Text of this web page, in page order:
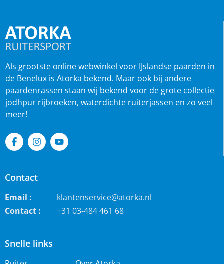
Snelle links
Als grootste online webwinkel voor IJslandse paarden in
de Benelux is Atorka bekend. Maar ook bij andere
paardenrassen staan wij bekend voor de grote collectie
jodhpur rijbroeken, waterdichte ruiterjassen en zo veel
meer!
Contact
Email :
klantenservice@atorka.nl
Contact :
+31 03-484 461 68